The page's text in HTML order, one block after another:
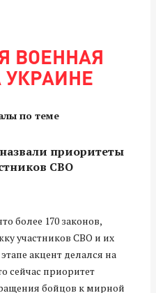
ВОЕННАЯ
по теме
приоритеты
СВО
более 170 законов,
участников СВО и их
акцент делался на
сейчас приоритет
бойцов к мирной